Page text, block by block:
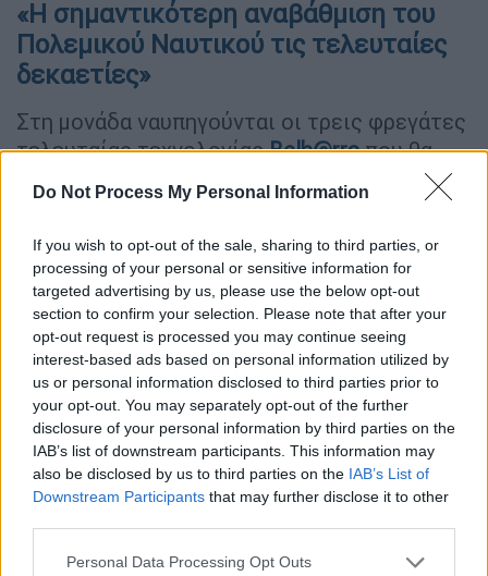
Do Not Process My Personal Information
If you wish to opt-out of the sale, sharing to third parties, or
processing of your personal or sensitive information for
targeted advertising by us, please use the below opt-out
section to confirm your selection. Please note that after your
opt-out request is processed you may continue seeing
interest-based ads based on personal information utilized by
us or personal information disclosed to third parties prior to
your opt-out. You may separately opt-out of the further
disclosure of your personal information by third parties on the
IAB’s list of downstream participants. This information may
also be disclosed by us to third parties on the IAB’s List of
Downstream Participants that may further disclose it to other
Please note that this website/app uses one or more Google
Personal Data Processing Opt Outs
«Η σημαντικότερη αναβάθμιση του
Πολεμικού Ναυτικού τις τελευταίες
δεκαετίες»
Στη μονάδα ναυπηγούνται οι τρεις φρεγάτες
τελευταίας τεχνολογίαςBelh@rraπου θα
Ναυτικό την επόμενη 2ετια, σύμφωνα με
ενημέρωση του γραφείου τύπου του
Γραφείου του πρωθυπουργού.
Συνοδευόμενος από τον Υπουργό Εθνικής
ΆμυναςΝίκο Δένδιακαι την Υφυπουργό,
Εξωτερικών της ΓαλλίαςΧρυσούλα
Ζαχαροπούλου, ο Κυριάκος Μητσοτάκης
ενημερώθηκε από τον Πρόεδρο και
Διευθύνοντα Σύμβουλο της Naval Group,
Pierre Eric Pommellet και τον Αντιπρόεδρο
Olivier de la Bourdonnaye, για την πορεία των
εργασιών και το χρονοδιάγραμμα παράδοσης
των Belh@rra.